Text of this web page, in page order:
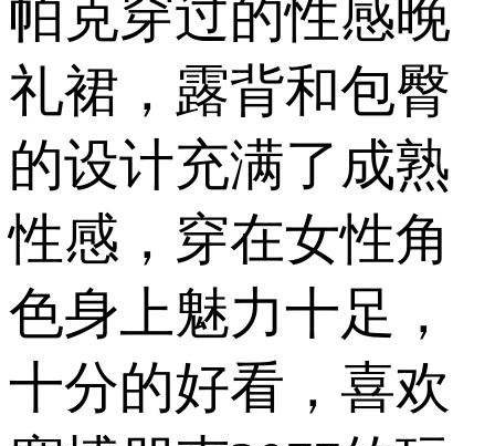
帕克穿过的性感晚
礼裙，露背和包臀
的设计充满了成熟
性感，穿在女性角
色身上魅力十足，
十分的好看，喜欢